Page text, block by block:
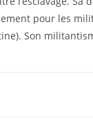
pour les
Son